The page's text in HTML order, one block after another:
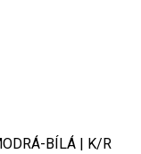
BÍLÁ | K/R